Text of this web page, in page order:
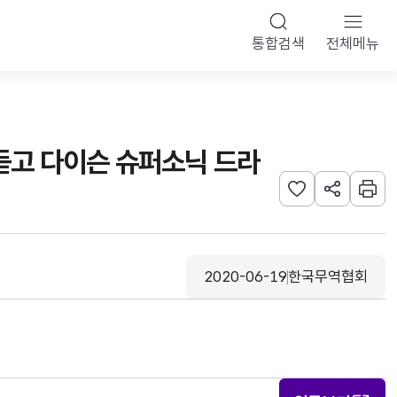
통합검색 전체메뉴
다이슨 슈퍼소닉 드라
관심사 등록하기
URL 공유하
인쇄
등록일
2020-06-19
수집기관
한국무역협회